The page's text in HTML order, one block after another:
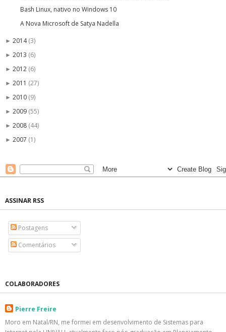
Bash Linux, nativo no Windows 10
A Nova Microsoft de Satya Nadella
► 2014(3)
► 2013 (6)
► 2012 (6)
► 2011 (27)
► 2010 (9)
► 2009 (55)
► 2008 (44)
► 2007 (1)
ASSINAR RSS
Postagens
Comentários
COLABORADORES
Pierre Freire
Moro em Natal/RN, me formei em desenvolvimento de Sistemas para